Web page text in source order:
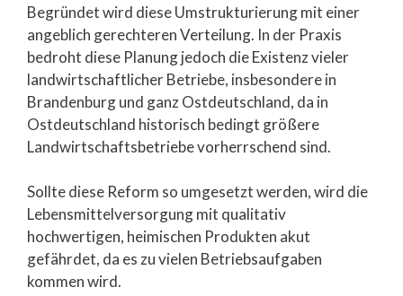
Begründet wird diese Umstrukturierung mit einer
angeblich gerechteren Verteilung. In der Praxis
bedroht diese Planung jedoch die Existenz vieler
landwirtschaftlicher Betriebe, insbesondere in
Brandenburg und ganz Ostdeutschland, da in
Ostdeutschland historisch bedingt größere
Landwirtschaftsbetriebe vorherrschend sind.
Sollte diese Reform so umgesetzt werden, wird die
Lebensmittelversorgung mit qualitativ
hochwertigen, heimischen Produkten akut
gefährdet, da es zu vielen Betriebsaufgaben
kommen wird.